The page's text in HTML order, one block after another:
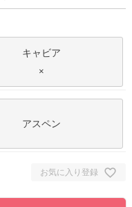
キャビア
×
アスペン
お気に入り登録